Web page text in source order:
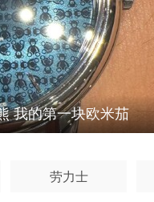
我的第一块欧米茄
劳力士